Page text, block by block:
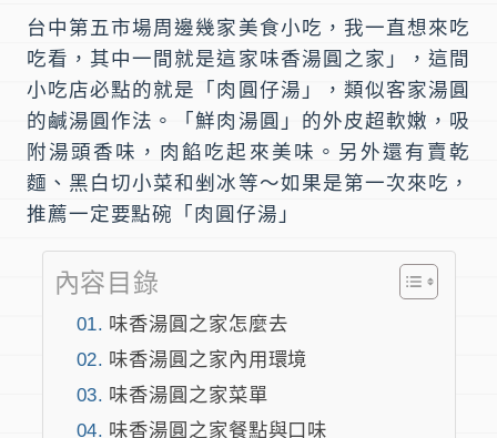
台中第五市場周邊幾家美食小吃，我一直想來吃
吃看，其中一間就是這家味香湯圓之家 」，這間
小吃店必點的就是「肉圓仔湯 」，類似客家湯圓
的鹹湯圓作法。「鮮肉湯圓」的外皮超軟嫩，吸
附湯頭香味，肉餡吃起來美味。另外還有賣乾
麵、黑白切小菜和剉冰等～如果是第一次來吃，
推薦一定要點碗「肉圓仔湯 」
內容目錄
味香湯圓之家怎麼去
味香湯圓之家內用環境
味香湯圓之家菜單
味香湯圓之家餐點與口味